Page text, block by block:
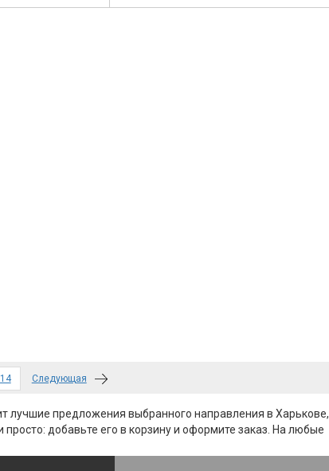
14 Следующая
лучшие предложения выбранного направления в Харькове,
добавьте его в корзину и оформите заказ. На любые